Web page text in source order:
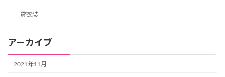
貸衣装
アーカイブ
2021年11月